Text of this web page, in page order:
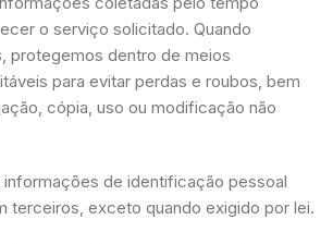
o serviço solicitado. Quando
protegemos dentro de meios
​​para evitar perdas e roubos, bem
cópia, uso ou modificação não
informações de identificação pessoal
terceiros, exceto quando exigido por lei.